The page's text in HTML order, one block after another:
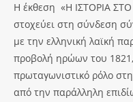
Η έκθεση «Η ΙΣΤΟΡΙΑ
στοχεύει στη σύνδεση
με την ελληνική λαϊκή
προβολή ηρώων του
πρωταγωνιστικό ρόλο
από την παράλληλη